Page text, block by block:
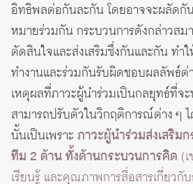
อิทธิพลต่อกันละกัน โดยอาจจะผลัดกั
หมายร่วมกัน กระบวนการดังกล่าวส
ตัดสินใจและส่งเสริมซึ่งกันและกัน ทำ
ทำงานและร่วมกันรับผิดชอบผลลัพธ์ต่
เหตุผลที่ภาวะผู้นำร่วมเป็นกลยุทธ์ที่จ
สามารถปรับตัวในวิกฤติการณ์ต่าง ๆ
นั้นเป็นเพราะ ภาวะผู้นำร่วมส่งเสริม
ทีม 2 ด้าน ทั้งด้านกระบวนการคิด (
เรียนรู้ และคุณภาพการสื่อสารเกี่ยวกั